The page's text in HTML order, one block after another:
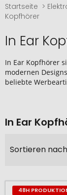
Startseite
Kopfhörer
In Ear
In Ear Kopfhörer
modernen
beliebte
In Ear
Sortieren
48H